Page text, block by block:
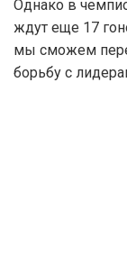
Однако в
ждут еще 17
мы сможем
борьбу с